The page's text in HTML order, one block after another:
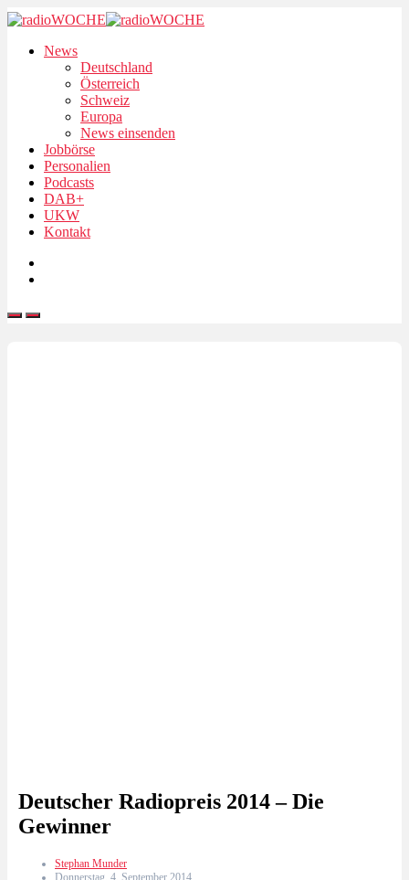
News
Deutschland
Österreich
Schweiz
Europa
News einsenden
Jobbörse
Personalien
Podcasts
DAB+
UKW
Kontakt
Deutscher Radiopreis 2014 – Die
Gewinner
Stephan Munder
Donnerstag, 4. September 2014